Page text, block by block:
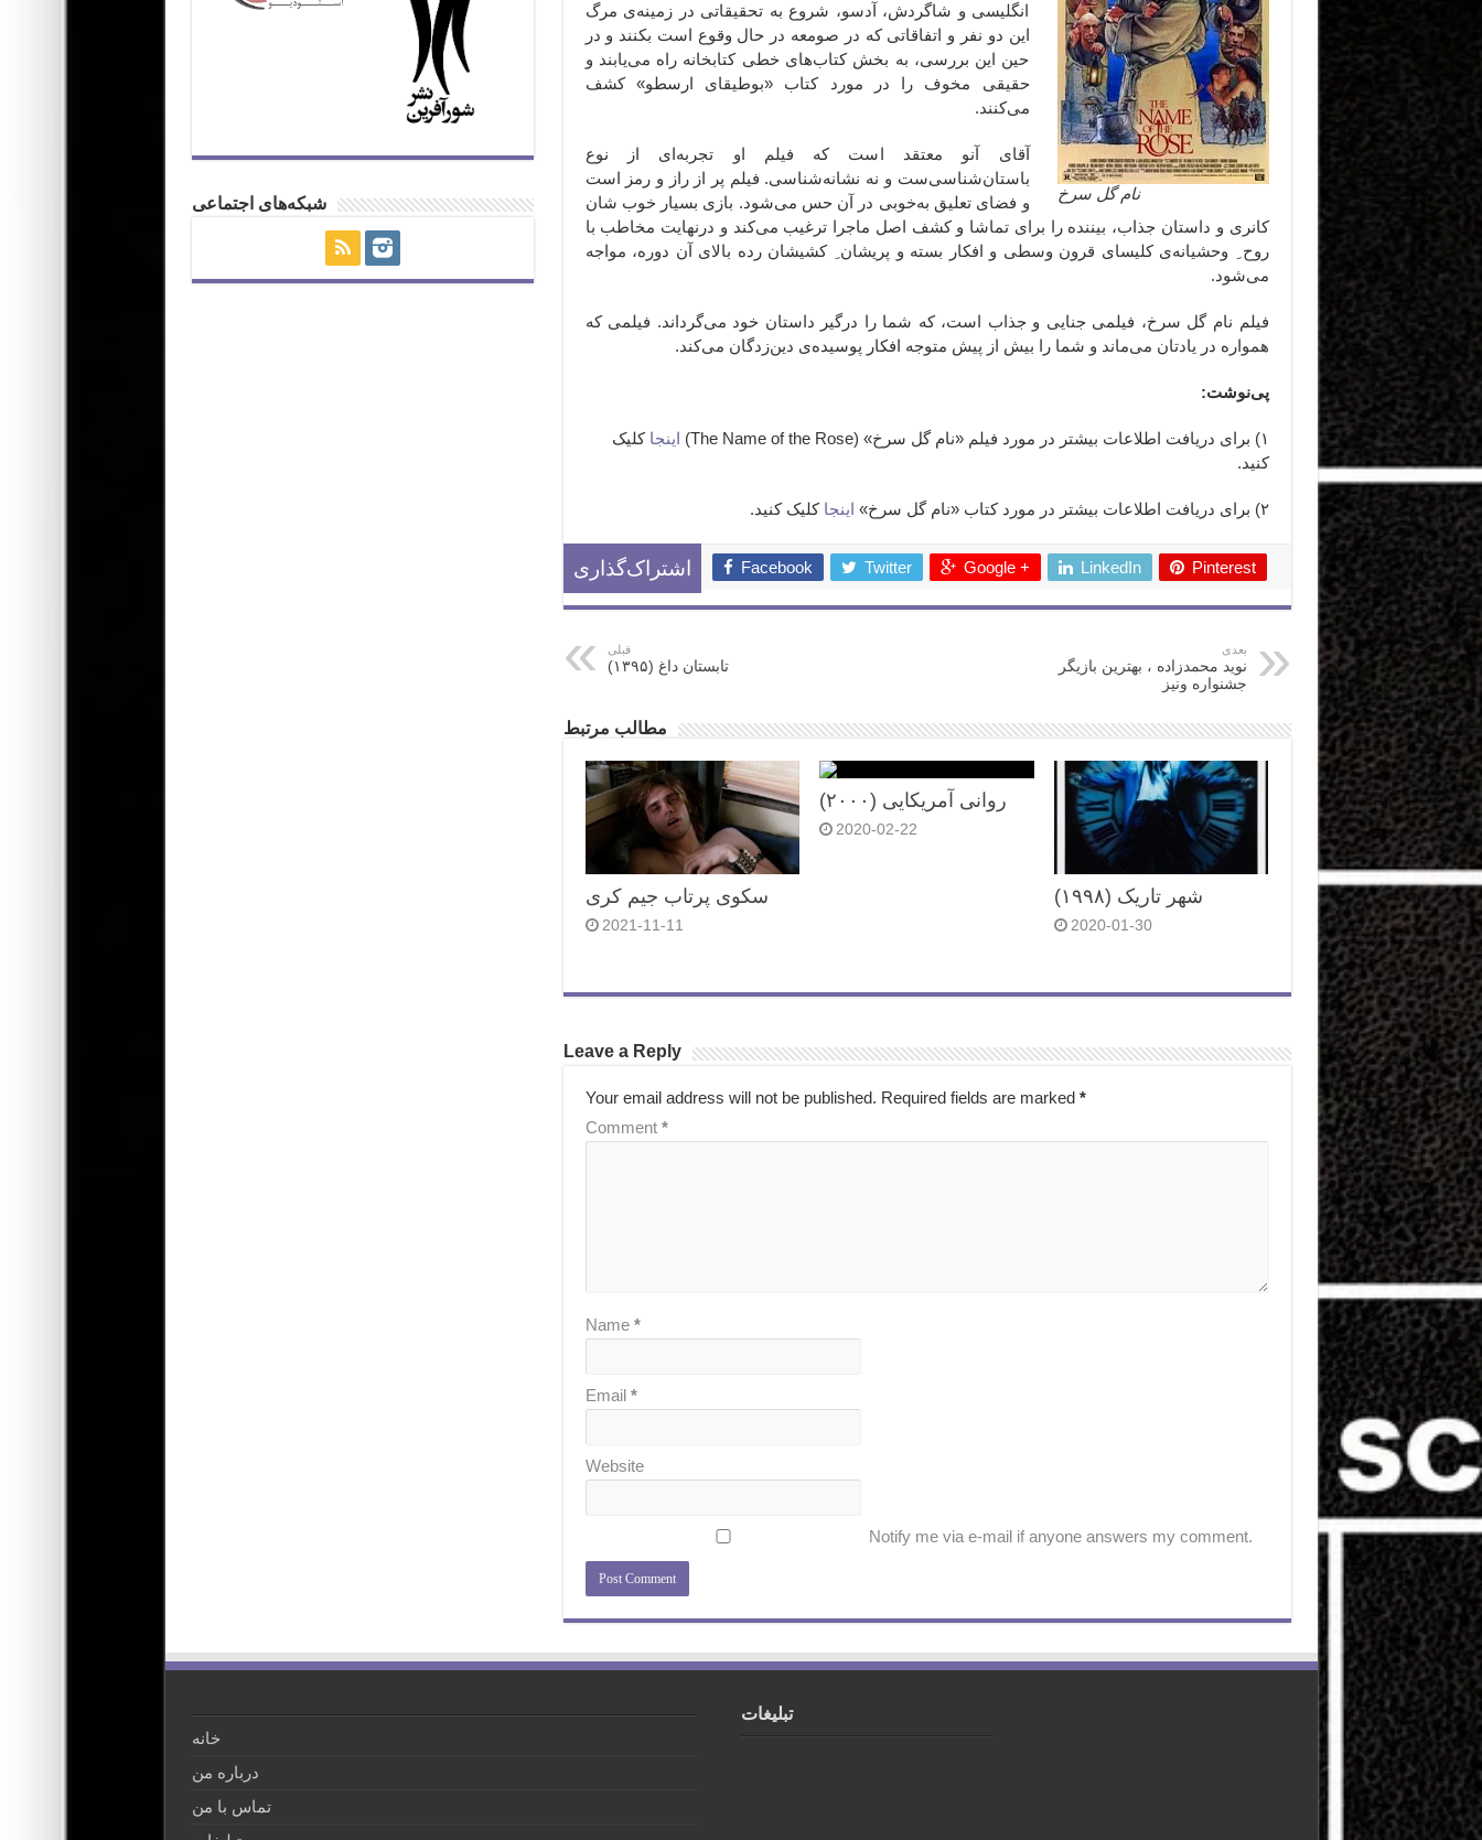
نام گل سرخ
انگلیسی و شاگردش، آدسو، شروع به تحقیقاتی در زمینه‌ی مرگ
این دو نفر و اتفاقاتی که در صومعه در حال وقوع است بکنند و در
حین این بررسی، به بخش کتاب‌های خطی کتابخانه راه می‌یابند و
حقیقی مخوف را در مورد کتاب «بوطیقای ارسطو» کشف
می‌کنند.
آقای آنو معتقد است که فیلم او تجربه‌ای از نوع
باستان‌شناسی‌ست و نه نشانه‌شناسی. فیلم پر از راز و رمز است
و فضای تعلیق به‌خوبی در آن حس می‌شود. بازی بسیار خوب شان
کانری و داستان جذاب، بیننده را برای تماشا و کشف اصل ماجرا ترغیب می‌کند و درنهایت مخاطب با
روح ِ وحشیانه‌ی کلیسای قرون وسطی و افکار بسته و پریشان ِ کشیشان رده بالای آن دوره، مواجه
می‌شود.
فیلم نام گل سرخ، فیلمی جنایی و جذاب است، که شما را درگیر داستان خود می‌گرداند. فیلمی که
همواره در یادتان می‌ماند و شما را بیش از پیش متوجه افکار پوسیده‌ی دین‌زدگان می‌کند.
پی‌نوشت:
۱) برای دریافت اطلاعات بیشتر در مورد فیلم «نام گل سرخ» (The Name of the Rose) اینجا کلیک
کنید.
۲) برای دریافت اطلاعات بیشتر در مورد کتاب «نام گل سرخ» اینجا کلیک کنید.
اشتراک‌گذاری Facebook Twitter Google + LinkedIn Pinterest
قبلی
تابستان داغ (۱۳۹۵)
بعدی
نوید محمدزاده ، بهترین بازیگر
جشنواره ونیز
مطالب مرتبط
سکوی پرتاب جیم کری
2021-11-11
روانی آمریکایی (۲۰۰۰)
2020-02-22
شهر تاریک (۱۹۹۸)
2020-01-30
Leave a Reply
Your email address will not be published. Required fields are marked *
Comment *
Name *
Email *
Website
Notify me via e-mail if anyone answers my comment.
شبکه‌های اجتماعی
خانه
درباره من
تماس با من
تبلیغات